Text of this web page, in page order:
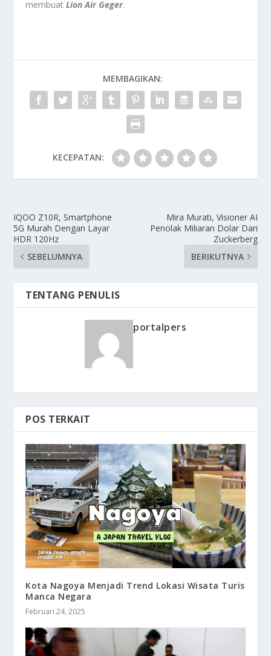
membuatLion Air Geger.
MEMBAGIKAN:
KECEPATAN:
IQOO Z10R, Smartphone
5G Murah Dengan Layar
HDR 120Hz
SEBELUMNYA
Mira Murati, Visioner AI
Penolak Miliaran Dolar Dari
Zuckerberg
BERIKUTNYA
TENTANG PENULIS
portalpers
POS TERKAIT
Kota Nagoya Menjadi Trend Lokasi Wisata Turis
Manca Negara
Februari 24, 2025